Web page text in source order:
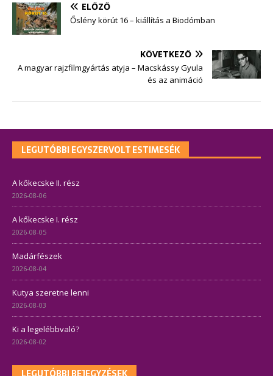
ELŐZŐ
Őslény körút 16 – kiállítás a Biodómban
KÖVETKEZŐ
A magyar rajzfilmgyártás atyja – Macskássy Gyula
és az animáció
LEGUTÓBBI EGYSZERVOLT ESTIMESÉK
A kőkecske II. rész
2026-08-06
A kőkecske I. rész
2026-08-05
Madárfészek
2026-08-04
Kutya szeretne lenni
2026-08-03
Ki a legelébbvaló?
2026-08-02